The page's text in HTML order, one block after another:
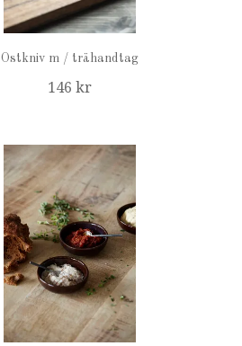
Ostkniv m / trähandtag
146 kr